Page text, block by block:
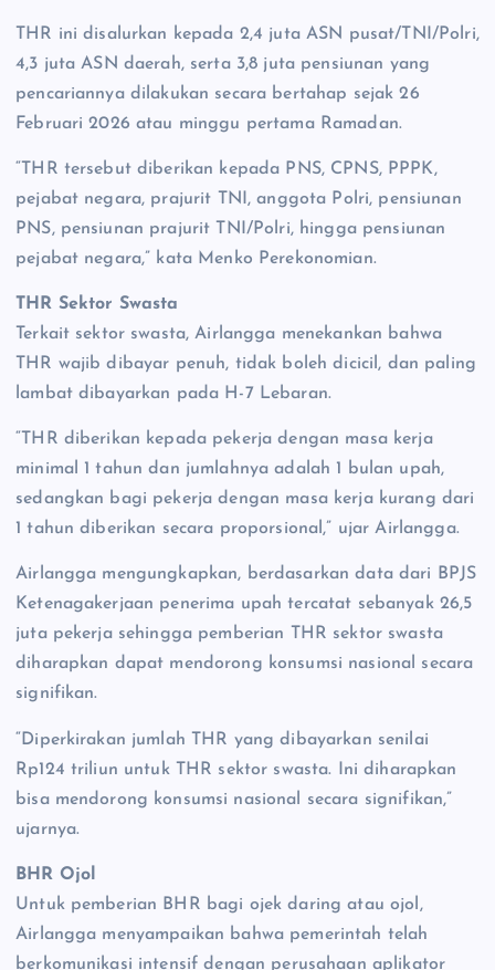
THR ini disalurkan kepada 2,4 juta ASN pusat/TNI/Polri,
4,3 juta ASN daerah, serta 3,8 juta pensiunan yang
pencariannya dilakukan secara bertahap sejak 26
Februari 2026 atau minggu pertama Ramadan.
“THR tersebut diberikan kepada PNS, CPNS, PPPK,
pejabat negara, prajurit TNI, anggota Polri, pensiunan
PNS, pensiunan prajurit TNI/Polri, hingga pensiunan
pejabat negara,” kata Menko Perekonomian.
THR Sektor Swasta
Terkait sektor swasta, Airlangga menekankan bahwa
THR wajib dibayar penuh, tidak boleh dicicil, dan paling
lambat dibayarkan pada H-7 Lebaran.
“THR diberikan kepada pekerja dengan masa kerja
minimal 1 tahun dan jumlahnya adalah 1 bulan upah,
sedangkan bagi pekerja dengan masa kerja kurang dari
1 tahun diberikan secara proporsional,” ujar Airlangga.
Airlangga mengungkapkan, berdasarkan data dari BPJS
Ketenagakerjaan penerima upah tercatat sebanyak 26,5
juta pekerja sehingga pemberian THR sektor swasta
diharapkan dapat mendorong konsumsi nasional secara
signifikan.
“Diperkirakan jumlah THR yang dibayarkan senilai
Rp124 triliun untuk THR sektor swasta. Ini diharapkan
bisa mendorong konsumsi nasional secara signifikan,”
ujarnya.
BHR Ojol
Untuk pemberian BHR bagi ojek daring atau ojol,
Airlangga menyampaikan bahwa pemerintah telah
berkomunikasi intensif dengan perusahaan aplikator